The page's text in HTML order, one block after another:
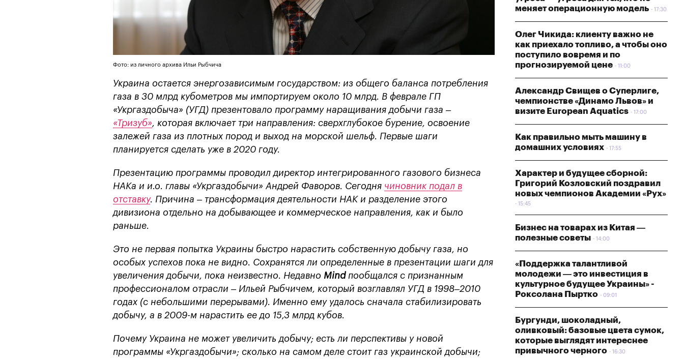
Фото: из личного архива Ильи Рыбчича
Украина остается энергозависимым государством: из общего баланса потребления
газа в 30 млрд кубометров мы импортируем около 10 млрд. В феврале ГП
«Укргаздобыча» (УГД) презентовало программу наращивания добычи газа –
«Тризуб», которая включает три направления: сверхглубокое бурение, освоение
залежей газа из плотных пород и выход на морской шельф. Первые шаги
планируется сделать уже в 2020 году.
Презентацию программы проводил директор интегрированного газового бизнеса
НАКа и и.о. главы «Укргаздобычи» Андрей Фаворов. Сегодня чиновник подал в
отставку. Причина – трансформация деятельности НАК и разделение этого
дивизиона отдельно на добывающее и коммерческое направления, как и было
раньше.
Это не первая попытка Украины быстро нарастить собственную добычу газа, но
особых успехов пока не видно. Сохранятся ли определенные в презентации шаги для
увеличения добычи, пока неизвестно. Недавно Mindпообщался с признанным
профессионалом отрасли – Ильей Рыбчичем, который возглавлял УГД в 1998–2010
годах (с небольшими перерывами). Именно ему удалось сначала стабилизировать
добычу, а в 2009-м нарастить ее до 15,3 млрд кубов.
Почему Украина не может увеличить добычу; есть ли перспективы у новой
программы «Укргаздобычи»; сколько на самом деле стоит газ украинской добычи;
меняет операционную модель
17:30
Олег Чикида: клиенту важно не
как приехало топливо, а чтобы оно
поступило вовремя и по
прогнозируемой цене
11:00
Александр Свищев о Суперлиге,
чемпионстве «Динамо Львов» и
визите European Aquatics
17:00
Как правильно мыть машину в
домашних условиях
17:55
Характер и будущее сборной:
Григорий Козловский поздравил
новых чемпионов Академии «Рух»
15:45
Бизнес на товарах из Китая —
полезные советы
14:00
«Поддержка талантливой
молодежи — это инвестиция в
культурное будущее Украины» -
Роксолана Пыртко
09:01
Бургунди, шоколадный,
оливковый: базовые цвета сумок,
которые выглядят интереснее
привычного черного
16:30